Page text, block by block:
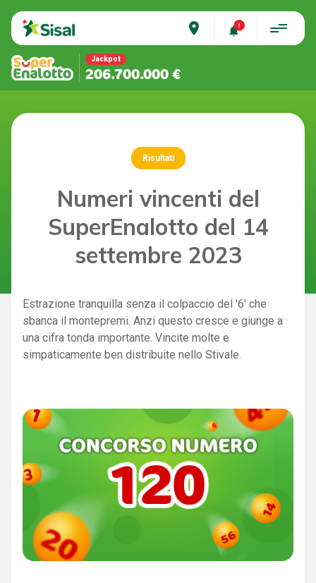
place
Jackpot
206.700.000 €
Risultati
Numeri vincenti del
SuperEnalotto del 14
settembre 2023
Estrazione tranquilla senza il colpaccio del '6' che
sbanca il montepremi. Anzi questo cresce e giunge a
una cifra tonda importante. Vincite molte e
simpaticamente ben distribuite nello Stivale.